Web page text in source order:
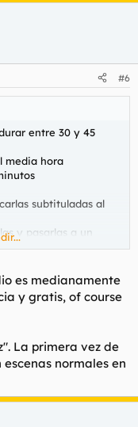
#6
entre 30 y 45
media hora
subtituladas al
y pasarlas a un
curro
es medianamente
y gratis, of course
La primera vez de
normales en